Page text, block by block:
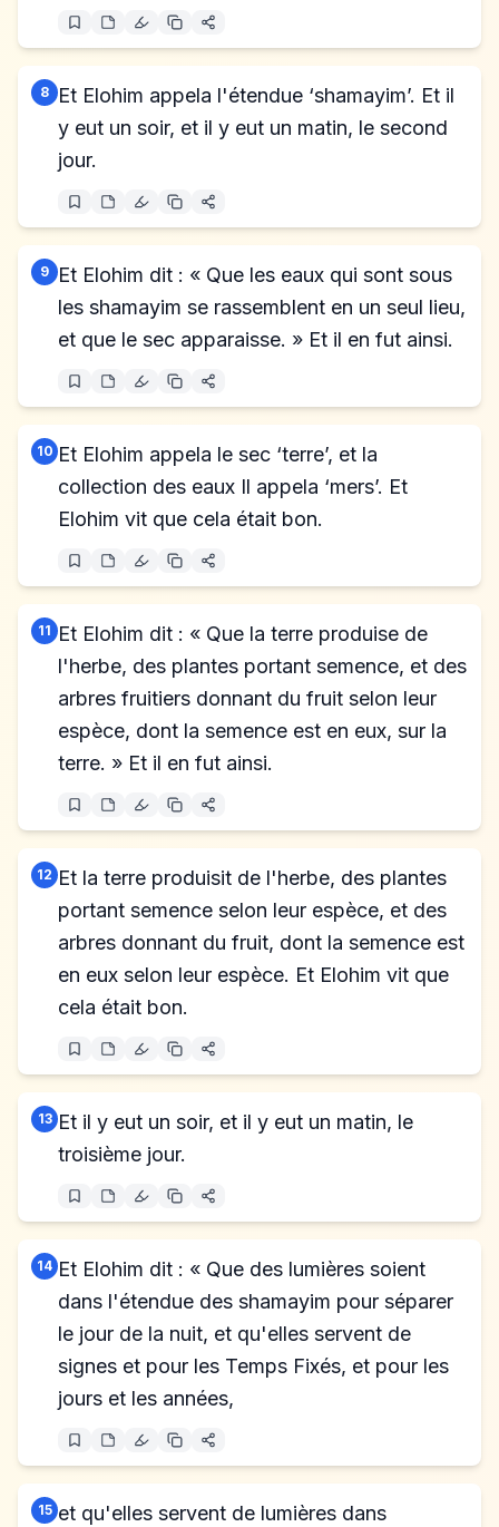
8
Et Elohim appela l'étendue ‘shamayim’. Et il
y eut un soir, et il y eut un matin, le second
jour.
9
Et Elohim dit : « Que les eaux qui sont sous
les shamayim se rassemblent en un seul lieu,
et que le sec apparaisse. » Et il en fut ainsi.
10 Et Elohim appela le sec ‘terre’, et la
collection des eaux Il appela ‘mers’. Et
Elohim vit que cela était bon.
11 Et Elohim dit : « Que la terre produise de
l'herbe, des plantes portant semence, et des
arbres fruitiers donnant du fruit selon leur
espèce, dont la semence est en eux, sur la
terre. » Et il en fut ainsi.
12 Et la terre produisit de l'herbe, des plantes
portant semence selon leur espèce, et des
arbres donnant du fruit, dont la semence est
en eux selon leur espèce. Et Elohim vit que
cela était bon.
13 Et il y eut un soir, et il y eut un matin, le
troisième jour.
14 Et Elohim dit : « Que des lumières soient
dans l'étendue des shamayim pour séparer
le jour de la nuit, et qu'elles servent de
signes et pour les Temps Fixés, et pour les
jours et les années,
15 et qu'elles servent de lumières dans